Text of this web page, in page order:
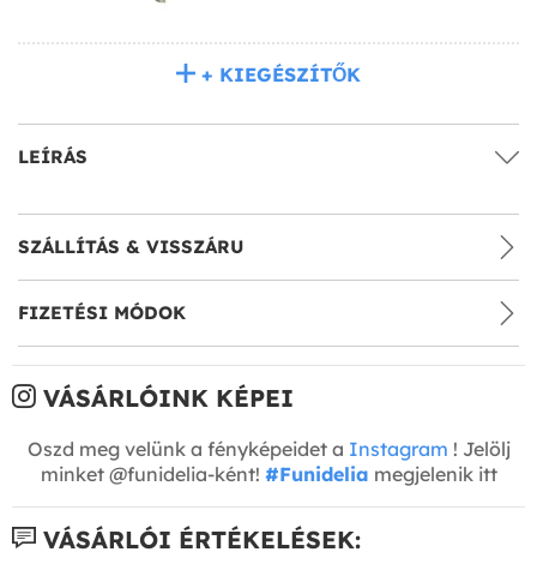
+ KIEGÉSZÍTŐK
LEÍRÁS
SZÁLLÍTÁS & VISSZÁRU
FIZETÉSI MÓDOK
VÁSÁRLÓINK KÉPEI
Oszd meg velünk a fényképeidet a Instagram ! Jelölj
minket @funidelia-ként! #Funidelia megjelenik itt
VÁSÁRLÓI ÉRTÉKELÉSEK: